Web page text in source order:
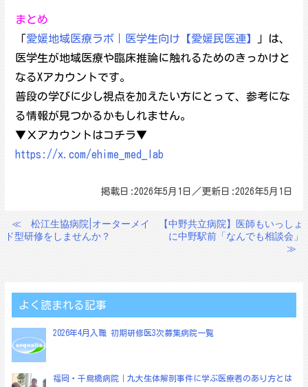
まとめ
「愛媛地域医療ラボ｜医学生向け【愛媛民医連】
」は、
医学生が地域医療や臨床推論に触れるためのきっかけと
なるXアカウントです。
普段の学びに少し視点を加えたい方にとって、参考にな
る情報が見つかるかもしれません。
▼Ｘアカウントはコチラ▼
https://x.com/ehime_med_lab
掲載日:2026年5月1日／更新日:2026年5月1日
投
シ
ョ
ン
≪
松江生協病院|オーターメイ
ド型研修をしませんか？
【中野共立病院】医師もいっしょ
に中野駅前「なんでも相談会」
≫
よく読まれる記事
2026年4月入職 初期研修医3次募集病院一覧
福岡・千鳥橋病院｜九大生体解剖事件に学ぶ医療者のあり方とは